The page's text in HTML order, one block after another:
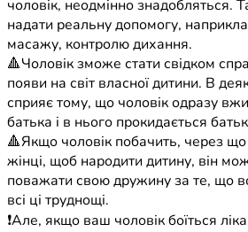
чоловік, неодмінно знадобляться.
надати реальну допомогу,
масажу, контролю дихання.
🔺Чоловік зможе стати свідком
появи на світ власної дитини. В
сприяє тому, що чоловік одразу
батька і в нього прокидається
🔺Якщо чоловік побачить, через
жінці, щоб народити дитину, він
поважати свою дружину за те, що
всі ці труднощі.
❗️Але, якщо ваш чоловік боїться